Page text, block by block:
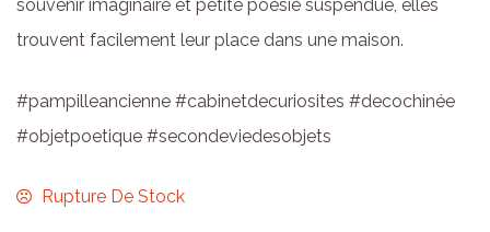
souvenir imaginaire et petite poésie suspendue, elles
trouvent facilement leur place dans une maison.
#pampilleancienne #cabinetdecuriosites #decochinée
#objetpoetique #secondeviedesobjets
Rupture De Stock